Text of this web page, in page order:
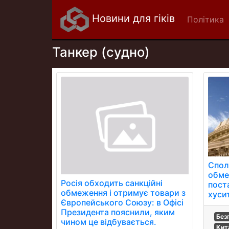
Новини для гіків Політика
Танкер (судно)
Росія обходить санкційні
обмеження і отримує товари з
Європейського Союзу: в Офісі
Президента пояснили, яким
чином це відбувається.